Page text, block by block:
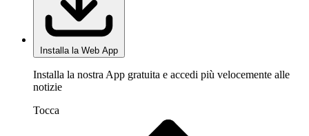
Installa la Web App
Installa la nostra App gratuita e accedi più velocemente alle
notizie
Tocca